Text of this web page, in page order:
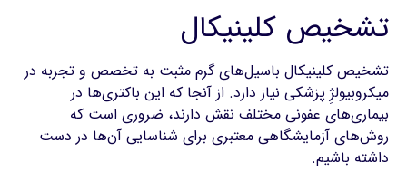
تشخیص کلینیکال
تشخیص کلینیکال باسیل‌های گرم مثبت به تخصص و تجربه در
میکروبیولژِ پزشکی نیاز دارد. از آنجا که این باکتری‌ها در
بیماری‌های عفونی مختلف نقش دارند، ضروری است که
روش‌های آزمایشگاهی معتبری برای شناسایی آن‌ها در دست
داشته باشیم.